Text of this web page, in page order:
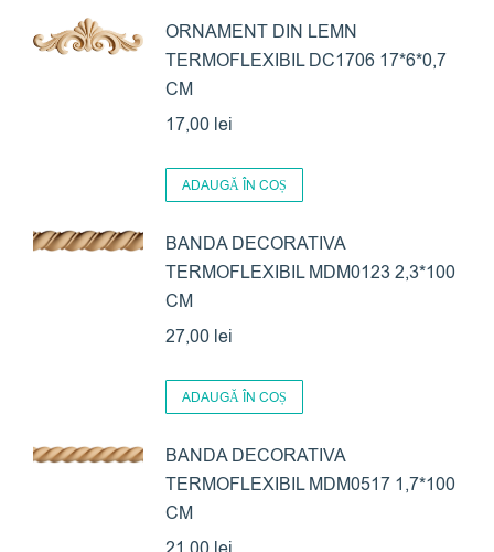
ORNAMENT DIN LEMN
TERMOFLEXIBIL DC1706 17*6*0,7
CM
17,00 lei
ADAUGĂ ÎN COȘ
BANDA DECORATIVA
TERMOFLEXIBIL MDM0123 2,3*100
CM
27,00 lei
ADAUGĂ ÎN COȘ
BANDA DECORATIVA
TERMOFLEXIBIL MDM0517 1,7*100
CM